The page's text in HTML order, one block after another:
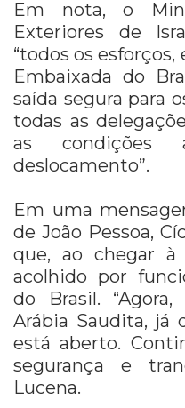
Em nota, o
Exteriores de
“todos os
Embaixada do
saída segura para
todas as
as condições
deslocamento”.
Em uma
de João Pessoa,
que, ao chegar
acolhido por
do Brasil.
Arábia Saudita, já
está aberto.
segurança e
Lucena.